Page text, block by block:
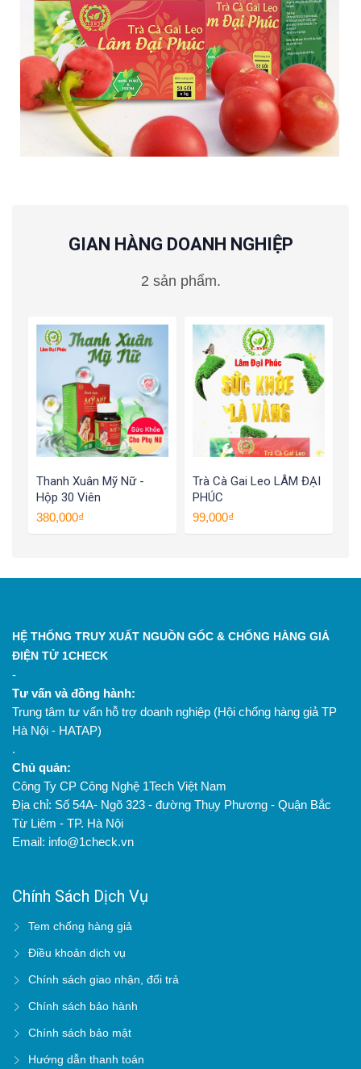
GIAN HÀNG DOANH NGHIỆP
2 sản phẩm.
Thanh Xuân Mỹ Nữ -
Hộp 30 Viên
380,000₫
Trà Cà Gai Leo LÂM ĐẠI
PHÚC
99,000₫
HỆ THỐNG TRUY XUẤT NGUỒN GỐC & CHỐNG HÀNG GIẢ
ĐIỆN TỬ 1CHECK
-
Tư vấn và đồng hành:
Trung tâm tư vấn hỗ trợ doanh nghiệp (Hội chống hàng giả TP
Hà Nội - HATAP)
.
Chủ quản:
Công Ty CP Công Nghệ 1Tech Việt Nam
Địa chỉ: Số 54A- Ngõ 323 - đường Thụy Phương - Quận Bắc
Từ Liêm - TP. Hà Nội
Email: info@1check.vn
Chính Sách Dịch Vụ
Tem chống hàng giả
Điều khoản dịch vụ
Chính sách giao nhận, đổi trả
Chính sách bảo hành
Chính sách bảo mật
Hướng dẫn thanh toán